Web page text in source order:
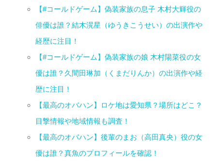
【#コールドゲーム】偽装家族の息子 木村大輝役の
俳優は誰？結木滉星（ゆうきこうせい）の出演作や
経歴に注目！
【#コールドゲーム】偽装家族の娘 木村陽菜役の女
優は誰？久間田琳加（くまだりんか）の出演作や経
歴に注目！
【最高のオバハン】ロケ地は愛知県？場所はどこ？
目撃情報や地域情報も調査！
【最高のオバハン】後輩のまお（高田真央）役の女
優は誰？真魚のプロフィールを確認！